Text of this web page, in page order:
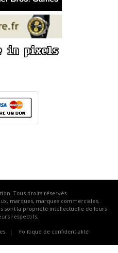
. Tous droits réservés
marques, marques commerciales,
sont la propriété intellectuelle de leurs
respectifs.
Politique de confidentialité